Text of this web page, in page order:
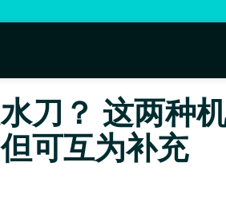
刀？ 这两种
可互为补充